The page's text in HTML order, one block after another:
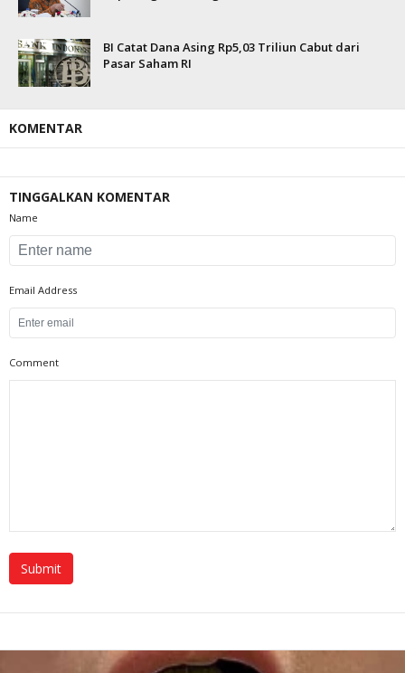
BI Catat Dana Asing Rp5,03 Triliun Cabut dari
Pasar Saham RI
KOMENTAR
TINGGALKAN KOMENTAR
Name
Email Address
Comment